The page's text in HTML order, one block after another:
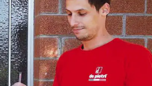
AROMÁTICAS